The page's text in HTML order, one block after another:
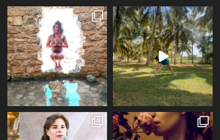
Dolaz da sam bila plava i dokaz da
preko ljeta
72 1
Da ne ispadne da samo radim 😅
Kad se dokopam...
29 2
Prošli tjedan @alqvimia_hrvatska je
slavila 2...
U srijedu 24.6 i četvrtak 25.6
Alqvimia store